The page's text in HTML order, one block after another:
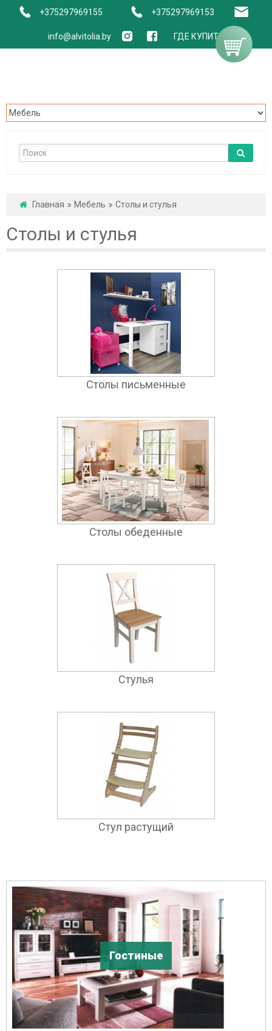
+375297969155 +375297969153
info@alvitolia.by ГДЕ КУПИТЬ
Главная Мебель Столы и стулья
Столы и стулья
Столы письменные
Столы обеденные
Стулья
Стул растущий
Гостиные